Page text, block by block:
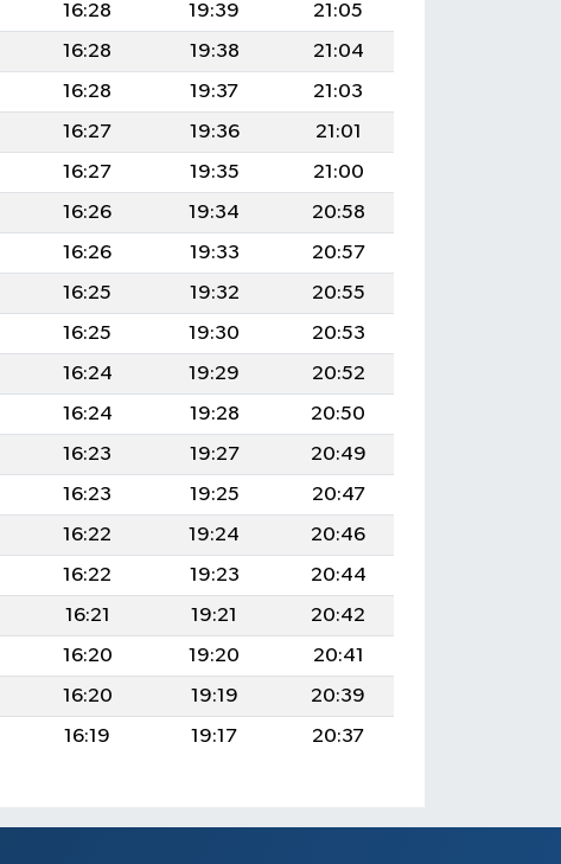
16:28 19:39
21:05
16:28 19:38
21:04
16:28 19:37
21:03
16:27 19:36
21:01
16:27 19:35
21:00
16:26 19:34
20:58
16:26 19:33
20:57
16:25 19:32
20:55
16:25 19:30
20:53
16:24 19:29
20:52
16:24 19:28
20:50
16:23 19:27
20:49
16:23 19:25
20:47
16:22 19:24
20:46
16:22 19:23
20:44
16:21 19:21
20:42
16:20 19:20
20:41
16:20 19:19
20:39
16:19 19:17 20:37